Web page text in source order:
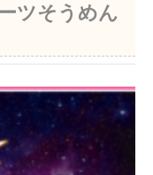
ツそうめん